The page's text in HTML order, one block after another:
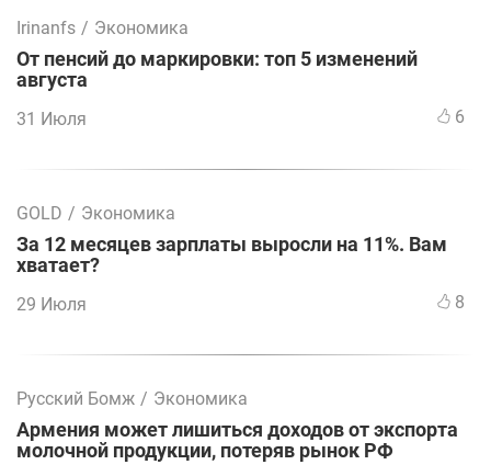
Irinanfs / Экономика
От пенсий до маркировки: топ 5 изменений
августа
31 Июля 6
GOLD / Экономика
За 12 месяцев зарплаты выросли на 11%. Вам
хватает?
29 Июля 8
Русский Бомж / Экономика
Армения может лишиться доходов от экспорта
молочной продукции, потеряв рынок РФ